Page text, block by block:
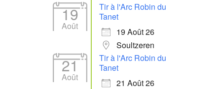
19
Août
Tir à l'Arc Robin du
Tanet
19 Août 26
Soultzeren
21
Août
Tir à l'Arc Robin du
Tanet
21 Août 26